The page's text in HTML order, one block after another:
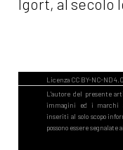
Igort, al secolo